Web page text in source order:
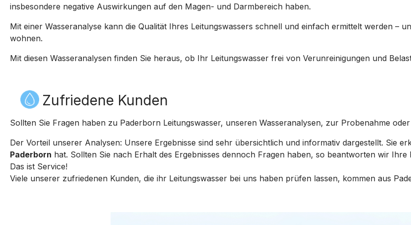
insbesondere negative Auswirkungen auf den Magen- und Darmbereich haben.
Mit einer Wasseranalyse kann die Qualität Ihres Leitungswassers schnell und einfach ermittelt werden –
wohnen.
Mit diesen Wasseranalysen finden Sie heraus, ob Ihr Leitungswasser frei von Verunreinigungen und
Zufriedene Kunden
Sollten Sie Fragen haben zu Paderborn Leitungswasser, unseren Wasseranalysen, zur Probenahme
Der Vorteil unserer Analysen: Unsere Ergebnisse sind sehr übersichtlich und informativ dargestellt. Sie
Paderborn hat. Sollten Sie nach Erhalt des Ergebnisses dennoch Fragen haben, so beantworten wir Ihre
Das ist Service!
Viele unserer zufriedenen Kunden, die ihr Leitungswasser bei uns haben prüfen lassen, kommen aus